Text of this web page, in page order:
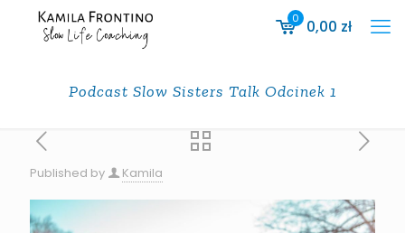
0 0,00 zł
Podcast Slow Sisters Talk Odcinek 1
Published by Kamila